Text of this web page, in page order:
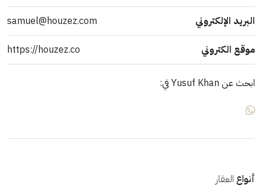
البريد الإلكتروني samuel@houzez.com
موقع الكتروني https://houzez.co
ابحث عن Yusuf Khan في:
أنواع العقار